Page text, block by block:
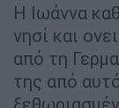
Η Ιωάννα
νησί και
από τη
της από